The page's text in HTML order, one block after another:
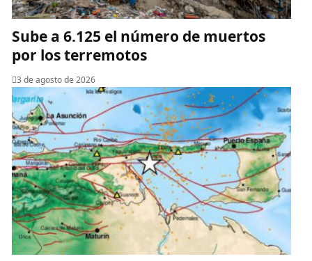
Sube a 6.125 el número de muertos
por los terremotos
3 de agosto de 2026